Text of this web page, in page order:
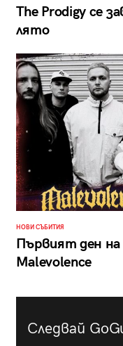
The Prodigy се
лято
НОВИ СЪБИТИЯ
Първият ден на
Malevolence
Следвай